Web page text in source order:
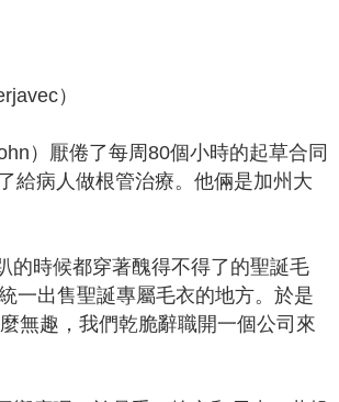
）
厭倦了每周80個小時的起草合同
病人做根管治療。他倆是加州大
時候都穿著醜得不得了的聖誕毛
一出售聖誕專屬毛衣的地方。於是
無趣，我們乾脆辭職開一個公司來